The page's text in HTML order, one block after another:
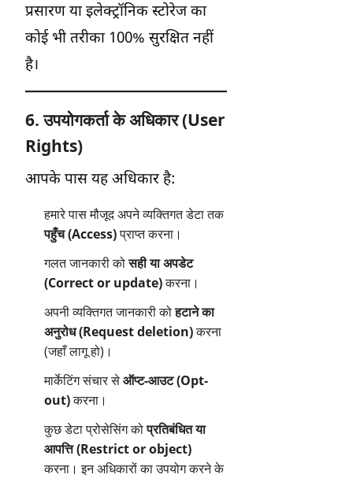
प्रसारण या इलेक्ट्रॉनिक स्टोरेज का
कोई भी तरीका 100% सुरक्षित नहीं
है।
6. उपयोगकर्ता के अधिकार (User
Rights)
आपके पास यह अधिकार है:
हमारे पास मौजूद अपने व्यक्तिगत डेटा तक
पहुँच (Access)प्राप्त करना।
गलत जानकारी कोसही या अपडेट
(Correct or update)करना।
अपनी व्यक्तिगत जानकारी कोहटाने का
अनुरोध (Request deletion)करना
(जहाँ लागू हो)।
मार्केटिंग संचार सेऑप्ट-आउट (Opt-
out)करना।
कुछ डेटा प्रोसेसिंग कोप्रतिबंधित या
आपत्ति (Restrict or object)
करना। इन अधिकारों का उपयोग करने के